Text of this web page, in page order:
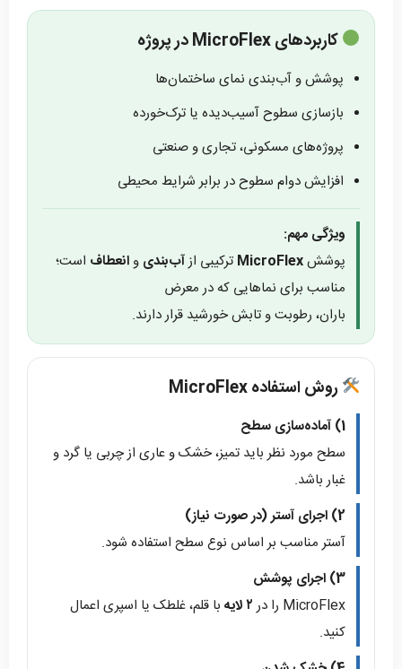
کاربردهای MicroFlex در پروژه
پوشش و آب‌بندی نمای ساختمان‌ها
بازسازی سطوح آسیب‌دیده یا ترک‌خورده
پروژه‌های مسکونی، تجاری و صنعتی
افزایش دوام سطوح در برابر شرایط محیطی
ویژگی مهم:
پوششMicroFlex ترکیبی ازآب‌بندی و انعطاف است؛
مناسب برای نماهایی که در معرض
باران، رطوبت و تابش خورشید قرار دارند.
روش استفاده MicroFlex
1) آماده‌سازی سطح
سطح مورد نظر باید تمیز، خشک و عاری از چربی یا گرد و
غبار باشد.
2) اجرای آستر (در صورت نیاز)
آستر مناسب بر اساس نوع سطح استفاده شود.
3) اجرای پوشش
MicroFlex را در
۲ لایه
با قلم، غلطک یا اسپری اعمال
کنید.